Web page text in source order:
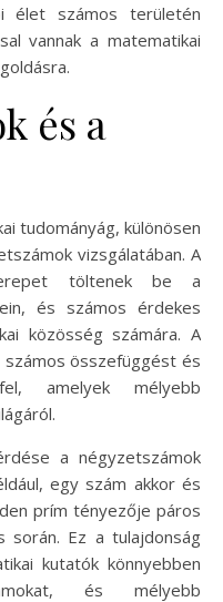
élet számos területén
vannak a matematikai
és a
tudományág, különösen
vizsgálatában. A
töltenek be a
és számos érdekes
közösség számára. A
összefüggést és
amelyek mélyebb
a négyzetszámok
egy szám akkor és
prím tényezője páros
során. Ez a tulajdonság
kutatók könnyebben
és mélyebb